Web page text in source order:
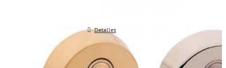
Detalles